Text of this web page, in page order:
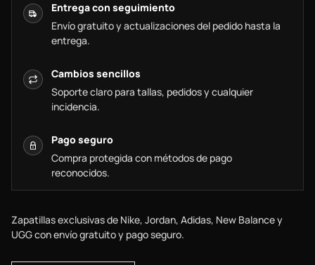
Entrega con seguimiento
Envío gratuito y actualizaciones del pedido hasta la
entrega.
Cambios sencillos
Soporte claro para tallas, pedidos y cualquier
incidencia.
Pago seguro
Compra protegida con métodos de pago
reconocidos.
Zapatillas exclusivas de Nike, Jordan, Adidas, New Balance y
UGG con envío gratuito y pago seguro.